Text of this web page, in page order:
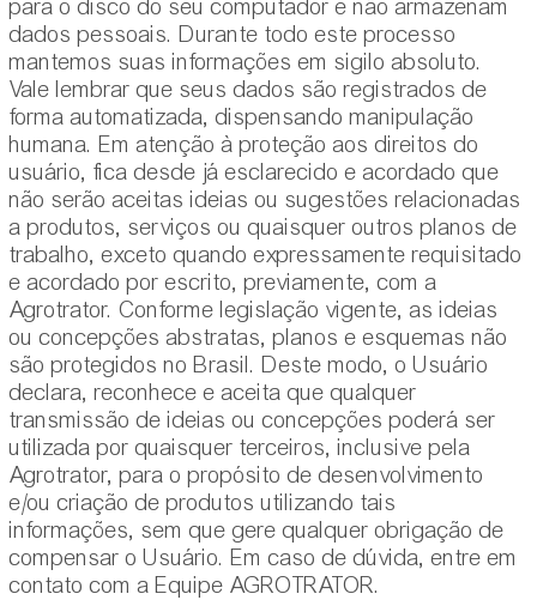
para o disco do seu computador e não armazenam
dados pessoais. Durante todo este processo
mantemos suas informações em sigilo absoluto.
Vale lembrar que seus dados são registrados de
forma automatizada, dispensando manipulação
humana. Em atenção à proteção aos direitos do
usuário, fica desde já esclarecido e acordado que
não serão aceitas ideias ou sugestões relacionadas
a produtos, serviços ou quaisquer outros planos de
trabalho, exceto quando expressamente requisitado
e acordado por escrito, previamente, com a
Agrotrator. Conforme legislação vigente, as ideias
ou concepções abstratas, planos e esquemas não
são protegidos no Brasil. Deste modo, o Usuário
declara, reconhece e aceita que qualquer
transmissão de ideias ou concepções poderá ser
utilizada por quaisquer terceiros, inclusive pela
Agrotrator, para o propósito de desenvolvimento
e/ou criação de produtos utilizando tais
informações, sem que gere qualquer obrigação de
compensar o Usuário. Em caso de dúvida, entre em
contato com a Equipe AGROTRATOR.